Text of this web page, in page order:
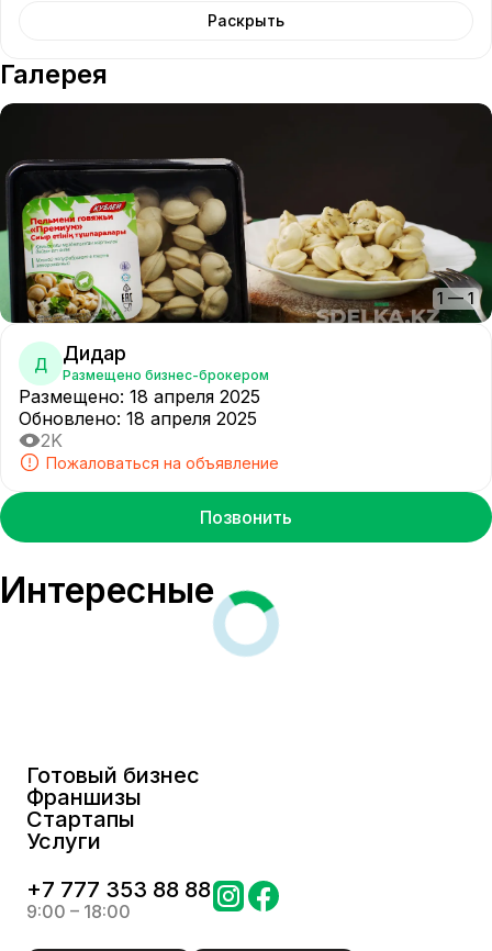
Раскрыть
Галерея
1 —1
Д Дидар
Размещено бизнес-брокером
Размещено: 18 апреля 2025
Обновлено: 18 апреля 2025
2K
Пожаловаться на объявление
Позвонить
Интересные
Готовый бизнес
Франшизы
Стартапы
Услуги
+7 777 353 88 88
9:00 – 18:00